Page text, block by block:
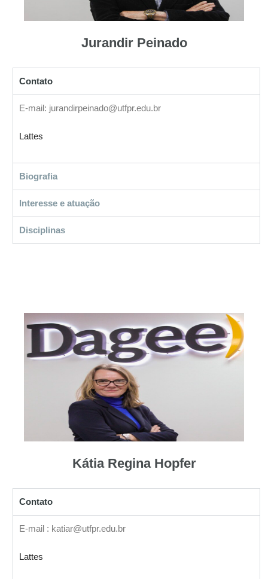
Jurandir Peinado
Contato
E-mail: jurandirpeinado@utfpr.edu.br
Lattes
Biografia
Interesse e atuação
Disciplinas
Kátia Regina Hopfer
Contato
E-mail : katiar@utfpr.edu.br
Lattes